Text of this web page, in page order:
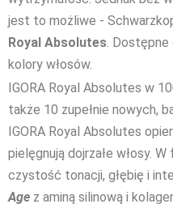
jest to możliwe -
Royal Absolutes. Dostępne
kolory włosów.
IGORA Royal Absolutes w
także 10 zupełnie nowych,
IGORA Royal Absolutes
pielęgnują dojrzałe włosy.
czystość tonacji, głębię i
Age z aminą silinową i